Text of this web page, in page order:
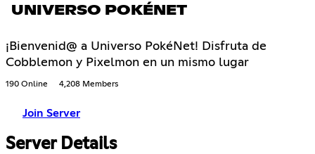
UNIVERSO POKÉNET
¡Bienvenid@ a Universo PokéNet! Disfruta de
Cobblemon y Pixelmon en un mismo lugar
190 Online 4,208 Members
Join Server
Server Details